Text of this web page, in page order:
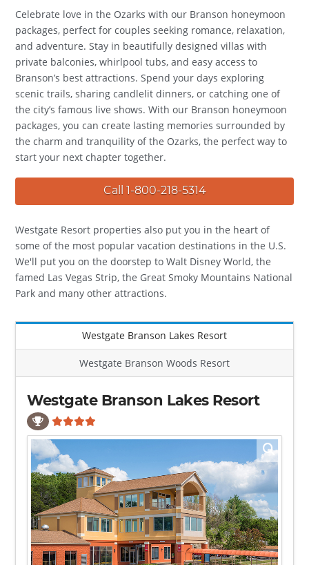
Celebrate love in the Ozarks with our Branson honeymoon
packages, perfect for couples seeking romance, relaxation,
and adventure. Stay in beautifully designed villas with
private balconies, whirlpool tubs, and easy access to
Branson’s best attractions. Spend your days exploring
scenic trails, sharing candlelit dinners, or catching one of
the city’s famous live shows. With our Branson honeymoon
packages, you can create lasting memories surrounded by
the charm and tranquility of the Ozarks, the perfect way to
start your next chapter together.
Call 1-800-218-5314
Westgate Resort properties also put you in the heart of
some of the most popular vacation destinations in the U.S.
We'll put you on the doorstep to Walt Disney World, the
famed Las Vegas Strip, the Great Smoky Mountains National
Park and many other attractions.
Westgate Branson Lakes Resort
Westgate Branson Woods Resort
Westgate Branson Lakes Resort